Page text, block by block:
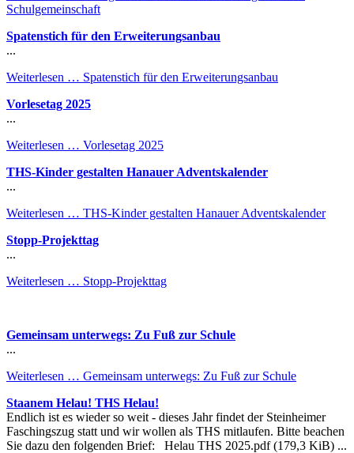
Schulgemeinschaft
Spatenstich für den Erweiterungsanbau
...
Weiterlesen … Spatenstich für den Erweiterungsanbau
Vorlesetag 2025
...
Weiterlesen … Vorlesetag 2025
THS-Kinder gestalten Hanauer Adventskalender
...
Weiterlesen … THS-Kinder gestalten Hanauer Adventskalender
Stopp-Projekttag
...
Weiterlesen … Stopp-Projekttag
Gemeinsam unterwegs: Zu Fuß zur Schule
...
Weiterlesen … Gemeinsam unterwegs: Zu Fuß zur Schule
Staanem Helau! THS Helau!
Endlich ist es wieder so weit - dieses Jahr findet der Steinheimer
Faschingszug statt und wir wollen als THS mitlaufen. Bitte beachen
Sie dazu den folgenden Brief: Helau THS 2025.pdf (179,3 KiB) ...